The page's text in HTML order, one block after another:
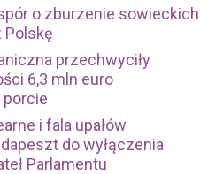
o zburzenie sowieckich
Polskę
przechwyciły
6,3 mln euro
i fala upałów
do wyłączenia
Parlamentu